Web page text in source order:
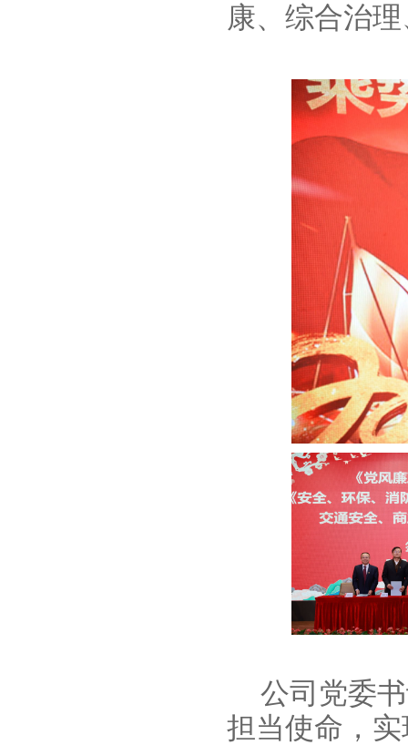
康、综合治
公司党委
担当使命，